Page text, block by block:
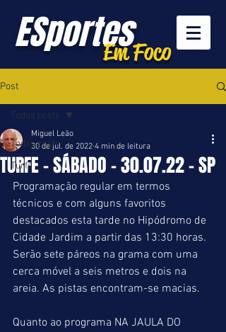
ESportesEm Foco
Post
Todos posts
Turfe
Todos posts
TURFE - SÁBADO - 30.07.22 - SP
Miguel Leão
30 de jul. de 2022 4 min de leitura
Programação regular em termos
técnicos e com alguns favoritos
destacados esta tarde no Hipódromo de
Cidade Jardim a partir das 13:30 horas.
Serão sete páreos na grama com uma
cerca móvel a seis metros e dois na
areia. As pistas encontram-se macias.
Quanto ao programa NA JAULA DO